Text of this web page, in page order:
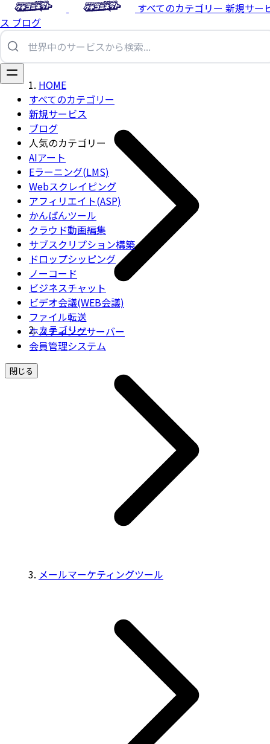
すべてのカテゴリー 新規サー
ス ブログ
すべてのカテゴリー
新規サービス
ブログ
人気のカテゴリー
AIアート
Eラーニング(LMS)
Webスクレイピング
アフィリエイト(ASP)
かんばんツール
クラウド動画編集
サブスクリプション構築
ドロップシッピング
ノーコード
ビジネスチャット
ビデオ会議(WEB会議)
ファイル転送
ホスティングサーバー
会員管理システム
閉じる
HOME
カテゴリー
メールマーケティングツール